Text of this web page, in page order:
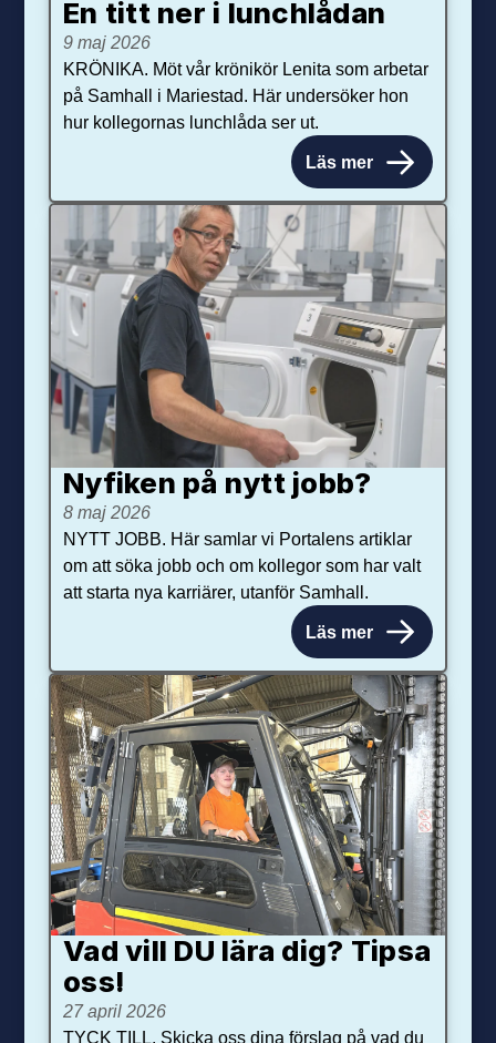
En titt ner i lunchlådan
9 maj 2026
KRÖNIKA. Möt vår krönikör Lenita som arbetar
på Samhall i Mariestad. Här undersöker hon
hur kollegornas lunchlåda ser ut.
Läs mer
Nyfiken på nytt jobb?
8 maj 2026
NYTT JOBB. Här samlar vi Portalens artiklar
om att söka jobb och om kollegor som har valt
att starta nya karriärer, utanför Samhall.
Läs mer
Vad vill DU lära dig? Tipsa
oss!
27 april 2026
TYCK TILL. Skicka oss dina förslag på vad du